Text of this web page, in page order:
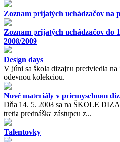
Zoznam prijatých uchádzačov na
Zoznam prijatých uchádzačov do
2008/2009
Design days
V júni sa škola dizajnu predviedla na
odevnou kolekciou.
Nové materiály v priemyselnom
Dňa 14. 5. 2008 sa na ŠKOLE
tretia prednáška zástupcu z...
Talentovky